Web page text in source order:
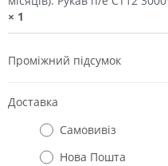
× 1
Проміжний підсумок
Доставка
Самовивіз
Нова Пошта